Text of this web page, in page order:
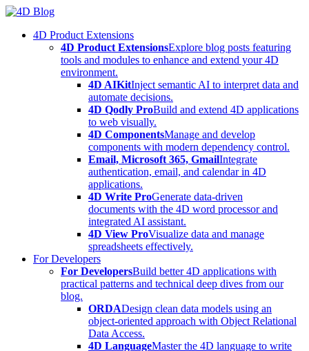
Skip
content4D Product Extensions
4D Product ExtensionsExplore blog posts featuring
tools and modules to enhance and extend your 4D
environment.
4D AIKitInject semantic AI to interpret data and
automate decisions.
4D Qodly ProBuild and extend 4D applications
to web visually.
4D ComponentsManage and develop
components with modern dependency control.
Email, Microsoft 365, GmailIntegrate
authentication, email, and calendar in 4D
applications.
4D Write ProGenerate data-driven
documents with the 4D word processor and
integrated AI assistant.
4D View ProVisualize data and manage
spreadsheets effectively.
For Developers
For DevelopersBuild better 4D applications with
practical patterns and technical deep dives from our
blog.
ORDADesign clean data models using an
object-oriented approach with Object Relational
Data Access.
4D LanguageMaster the 4D language to write